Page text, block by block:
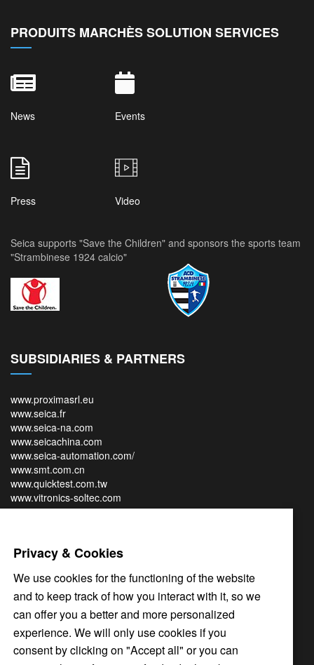
PRODUITS MARCHÈS SOLUTION SERVICES
News Events
Press Video
Seica supports "Save the Children" and sponsors the sports team
"Strambinese 1924 calcio"
SUBSIDIARIES & PARTNERS
www.proximasrl.eu
www.seica.fr
www.seica-na.com
www.seicachina.com
www.seica-automation.com/
www.smt.com.cn
www.quicktest.com.tw
www.vitronics-soltec.com
www.omron.com
Privacy & Cookies
We use cookies for the functioning of the website
and to keep track of how you interact with it, so we
can offer you a better and more personalized
experience. We will only use cookies if you
consent by clicking on "Accept all" or you can